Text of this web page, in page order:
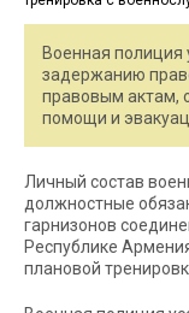
Военная полиция
задержанию
правовым актам,
помощи и
Личный состав
должностные
гарнизонов
Республике
плановой